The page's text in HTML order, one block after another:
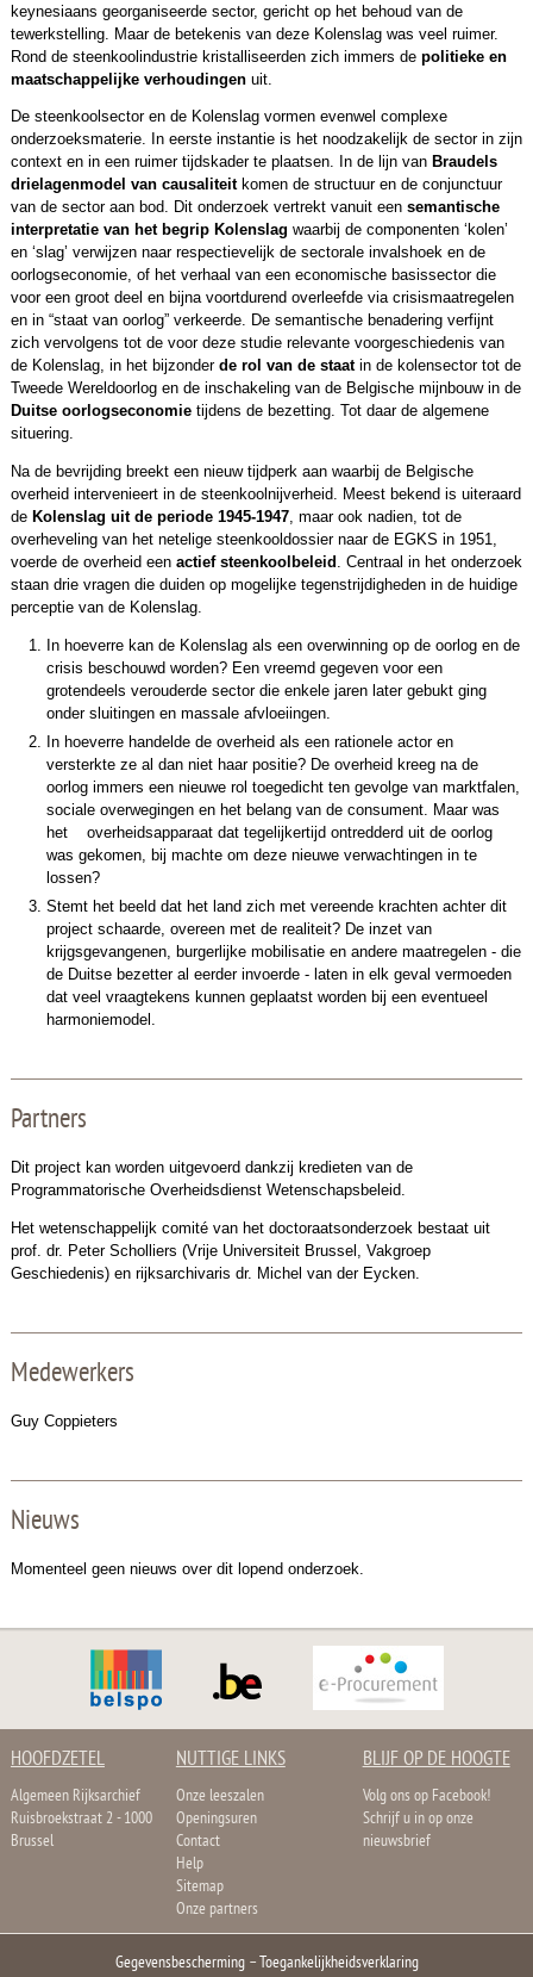
keynesiaans georganiseerde sector, gericht op het behoud van de
tewerkstelling. Maar de betekenis van deze Kolenslag was veel ruimer.
Rond de steenkoolindustrie kristalliseerden zich immers de politieke en
maatschappelijke verhoudingenuit.
De steenkoolsector en de Kolenslag vormen evenwel com­­plexe
onderzoeksmaterie. In eerste instantie is het noodzakelijk de sector in zijn
context en in een ruimer tijds­kader te plaatsen. In de lijn van Braudels
drielagenmodel van causaliteitkomen de structuur en de conjunctuur
van de sector aan bod. Dit onderzoek vertrekt vanuit een semantische
interpretatie van het begrip Kolenslag waarbij de componenten ‘kolen’
en ‘slag’ verwijzen naar respectievelijk de sectorale invals­hoek en de
oorlogseconomie, of het verhaal van een economische basissector die
voor een groot deel en bijna voortdurend overleefde via crisismaatregelen
en in “staat van oorlog” verkeerde. De semantische benadering verfijnt
zich vervolgens tot de voor deze studie relevante voorgeschiedenis van
de Kolenslag, in het bijzonder de rol van de staatin de kolensector tot de
Tweede Wereldoorlog en de inschakeling van de Belgische mijn­bouw in de
Duitse oorlogseconomietijdens de bezetting. Tot daar de algemene
situering.
Na de bevrijding breekt een nieuw tijdperk aan waarbij de Belgische
overheid intervenieert in de steenkoolnijverheid. Meest bekend is uiteraard
de Kolenslag uit de periode 1945-1947, maar ook nadien, tot de
overheveling van het netelige steenkooldossier naar de EGKS in 1951,
voerde de overheid een actief steenkoolbeleid . Centraal in het onderzoek
staan drie vragen die duiden op mogelijke tegenstrijdigheden in de huidige
perceptie van de Kolenslag.
In hoeverre kan de Kolenslag als een overwinning op de oorlog en de
crisis beschouwd worden? Een vreemd gegeven voor een
grotendeels verouderde sector die enkele jaren later gebukt ging
onder sluitingen en massale afvloeiingen.
In hoeverre handelde de overheid als een rationele actor en
versterkte ze al dan niet haar positie? De overheid kreeg na de
oorlog immers een nieuwe rol toe­gedicht ten gevolge van marktfalen,
sociale overwegingen en het belang van de consument. Maar was
het overheidsapparaat dat tegelijkertijd ontredderd uit de oorlog
was gekomen, bij machte om deze nieuwe verwachtingen in te
lossen?
Stemt het beeld dat het land zich met vereende krachten achter dit
project schaarde, overeen met de realiteit? De inzet van
krijgsgevangenen, burgerlijke mobilisatie en andere maatregelen - die
de Duitse bezetter al eerder invoerde - laten in elk geval vermoeden
dat veel vraagtekens kunnen geplaatst worden bij een eventueel
harmoniemodel.
Partners
Dit project kan worden uitgevoerd dankzij kredieten van de
Programmatorische Overheidsdienst Wetenschapsbeleid.
Het wetenschappelijk comité van het doctoraatsonderzoek bestaat uit
prof. dr. Peter Scholliers (Vrije Universiteit Brussel, Vakgroep
Geschiedenis) en rijksarchivaris dr. Michel van der Eycken.
Medewerkers
Guy Coppieters
Nieuws
Momenteel geen nieuws over dit lopend onderzoek.
HOOFDZETEL
Algemeen Rijksarchief
Ruisbroekstraat 2 - 1000
Brussel
NUTTIGE LINKS
Onze leeszalen
Openingsuren
Contact
Help
Sitemap
Onze partners
BLIJF OP DE HOOGTE
Volg ons op Facebook!
Schrijf u in op onze
nieuwsbrief
Gegevensbescherming–Toegankelijkheidsverklaring